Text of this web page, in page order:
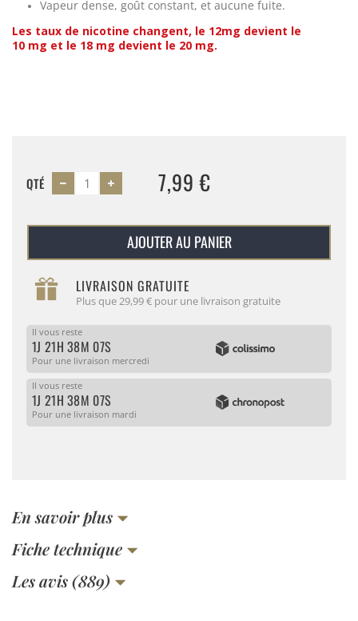
Vapeur dense, goût constant, et aucune fuite.
Les taux de nicotine changent, le 12mg devient le
10 mg et le 18 mg devient le 20 mg.
QTÉ 7,99 €
AJOUTER AU PANIER
LIVRAISON GRATUITE
Plus que 29,99 € pour une livraison gratuite
Il vous reste
1J 21H 38M 07S
Pour une livraison mercredi
Il vous reste
1J 21H 38M 07S
Pour une livraison mardi
En savoir plus
Fiche technique
Les avis (889)